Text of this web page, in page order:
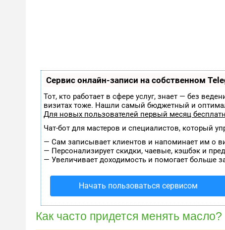
Сервис онлайн-записи на собственном
Тот, кто работает в сфере услуг, знает — без
визитах тоже. Нашли самый бюджетный и
Для новых пользователей первый месяц
Чат-бот для мастеров и специалистов, который
— Сам записывает клиентов и напоминает им о
— Персонализирует скидки, чаевые, кэшбэк и
— Увеличивает доходимость и помогает больше
Начать пользоваться сервисом
Как часто придется менять масло?